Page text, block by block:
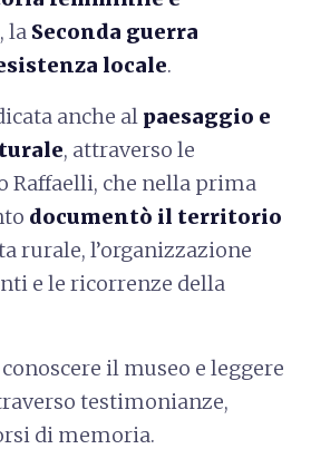
, la Seconda guerra
locale.
anche al paesaggio e
, attraverso le
Raffaelli, che nella prima
documentò il territorio
rurale, l’organizzazione
e le ricorrenze della
il museo e leggere
testimonianze,
di memoria.